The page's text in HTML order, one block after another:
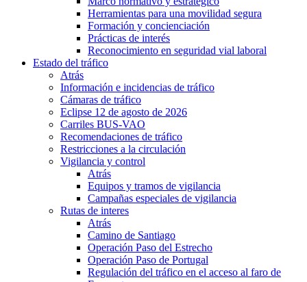
Herramientas para una movilidad segura
Formación y concienciación
Prácticas de interés
Reconocimiento en seguridad vial laboral
Estado del tráfico
Atrás
Información e incidencias de tráfico
Cámaras de tráfico
Eclipse 12 de agosto de 2026
Carriles BUS-VAO
Recomendaciones de tráfico
Restricciones a la circulación
Vigilancia y control
Atrás
Equipos y tramos de vigilancia
Campañas especiales de vigilancia
Rutas de interes
Atrás
Camino de Santiago
Operación Paso del Estrecho
Operación Paso de Portugal
Regulación del tráfico en el acceso al faro de